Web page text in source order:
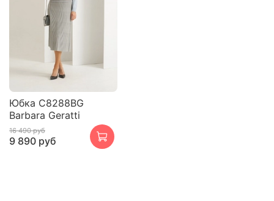
Юбка С8288BG
Barbara Geratti
16 490 руб
9 890 руб